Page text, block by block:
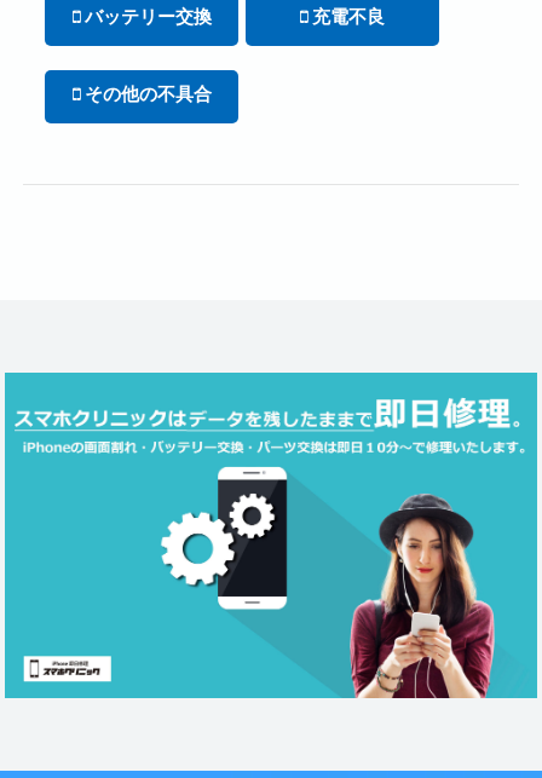
バッテリー交換 充電不良
その他の不具合